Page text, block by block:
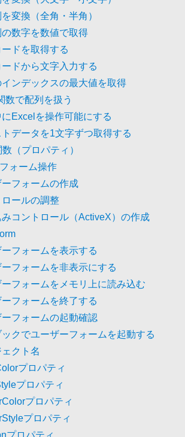
変換（全角・半角）
数字を数値で取得
ドを取得する
ドから文字入力する
ンデックスの最大値を取得
数で配列を扱う
Excelを操作可能にする
データを1文字ずつ取得する
（プロパティ）
ォーム操作
フォームの作成
ロールの調整
コントロール（ActiveX）の作成
フォームを表示する
フォームを非表示にする
フォームをメモリ上に読み込む
フォームを終了する
フォームの起動確認
ックでユーザーフォームを起動する
クト名
プロパティ
プロパティ
プロパティ
プロパティ